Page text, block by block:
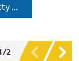
...
2